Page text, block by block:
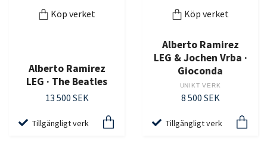
Köp verket
Alberto Ramirez
LEG · The Beatles
13 500 SEK
Tillgängligt verk
Köp verket
Alberto Ramirez
LEG & Jochen Vrba ·
Gioconda
UNIKT VERK
8 500 SEK
Tillgängligt verk